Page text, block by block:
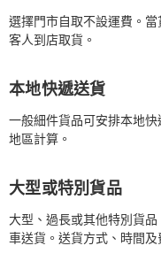
選擇門市自取不設運費。
客人到店取貨。
本地快遞送貨
一般細件貨品可安排本地
地區計算。
大型或特別貨品
大型、過長或其他特別貨
車送貨。送貨方式、時間